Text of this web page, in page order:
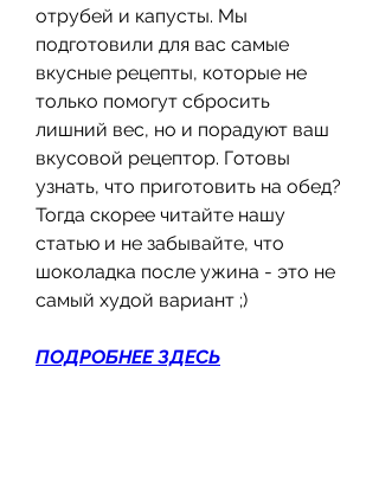
отрубей и капусты. Мы
подготовили для вас самые
вкусные рецепты, которые не
только помогут сбросить
лишний вес, но и порадуют ваш
вкусовой рецептор. Готовы
узнать, что приготовить на обед?
Тогда скорее читайте нашу
статью и не забывайте, что
шоколадка после ужина - это не
самый худой вариант ;)
ПОДРОБНЕЕ ЗДЕСЬ